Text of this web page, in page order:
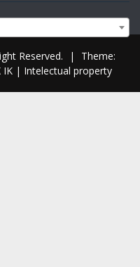
Reserved. |
Theme:
IK | Intelectual property